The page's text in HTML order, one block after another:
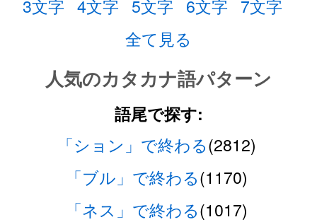
3文字 4文字 5文字 6文字 7文字
全て見る
人気のカタカナ語パターン
語尾で探す:
「ション」で終わる(2812)
「ブル」で終わる(1170)
「ネス」で終わる(1017)